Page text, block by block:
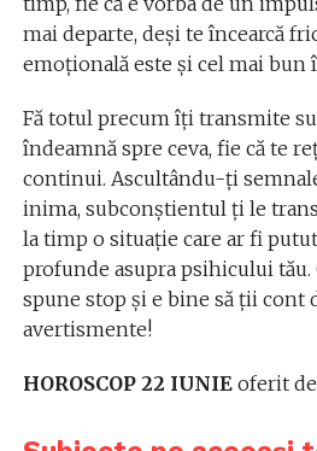
mai departe, deşi te încearcă
emoţională este şi cel mai bun
Fă totul precum îţi transmite
îndeamnă spre ceva, fie că te
continui. Ascultându-ţi
inima, subconştientul ţi le
la timp o situaţie care ar fi
profunde asupra psihicului
spune stop şi e bine să ţii cont
avertismente!
HOROSCOP 22 IUNIEoferit de